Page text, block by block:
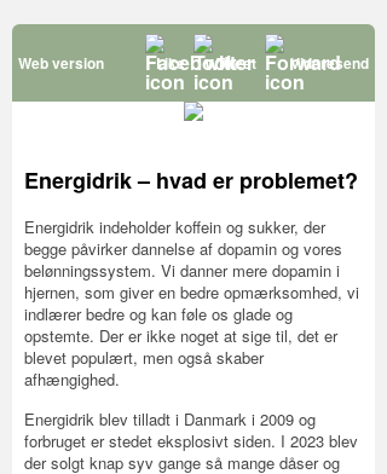
Web version Like Tweet Videresend
Energidrik – hvad er problemet?
Energidrik indeholder koffein og sukker, der
begge påvirker dannelse af dopamin og vores
belønningssystem. Vi danner mere dopamin i
hjernen, som giver en bedre opmærksomhed, vi
indlærer bedre og kan føle os glade og
opstemte. Der er ikke noget at sige til, det er
blevet populært, men også skaber
afhængighed.
Energidrik blev tilladt i Danmark i 2009 og
forbruget er stedet eksplosivt siden. I 2023 blev
der solgt knap syv gange så mange dåser og